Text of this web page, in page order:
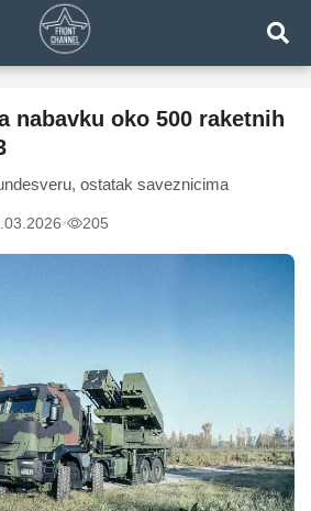
nabavku oko 500 raketnih
ostatak saveznicima
• 205